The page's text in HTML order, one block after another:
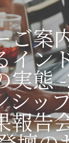
ご案
イン
実態
シッ
報告